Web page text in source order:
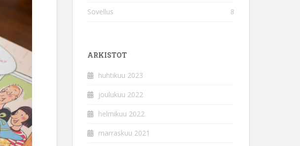
Sovellus 8
ARKISTOT
huhtikuu 2023
joulukuu 2022
helmikuu 2022
marraskuu 2021